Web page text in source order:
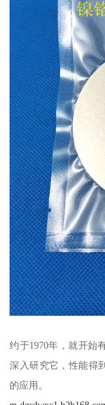
约于1970年，就开始
深入研究它，性能得
的应用。